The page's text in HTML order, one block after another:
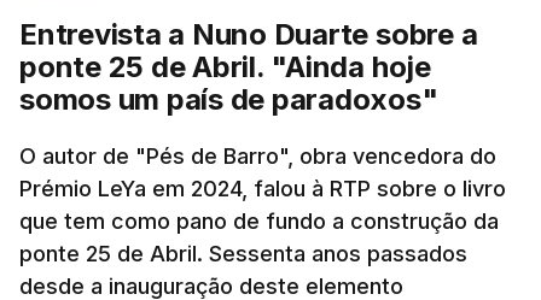
Entrevista a Nuno Duarte sobre a
ponte 25 de Abril. "Ainda hoje
somos um país de paradoxos"
O autor de "Pés de Barro", obra vencedora do
Prémio LeYa em 2024, falou à RTP sobre o livro
que tem como pano de fundo a construção da
ponte 25 de Abril. Sessenta anos passados
desde a inauguração deste elemento